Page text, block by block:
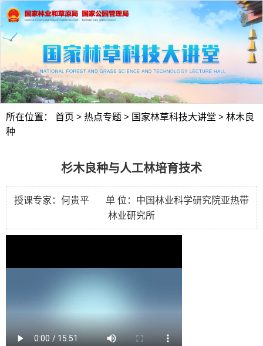
所在位置： 首页 >热点专题> 国家林草科技大讲堂 >林木良
种
杉木良种与人工林培育技术
授课专家：何贵平 单 位：中国林业科学研究院亚热带
林业研究所